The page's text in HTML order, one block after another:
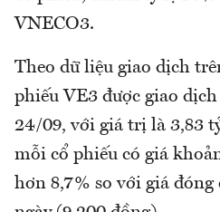
VNECO3.
Theo dữ liệu giao dịch
phiếu VE3 được giao
24/09, với giá trị là 3,83
mỗi cổ phiếu có giá
hơn 8,7% so với giá đóng